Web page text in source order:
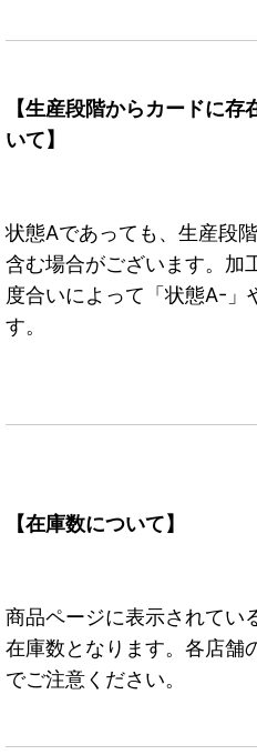
【生産段階からカードに
いて】
状態Aであっても、生産段
含む場合がございます。加
度合いによって「状態A-」
す。
【在庫数について】
商品ページに表示されてい
在庫数となります。各店舗
でご注意ください。